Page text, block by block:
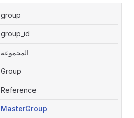
group
group_id
المجموعة
Group
Reference
MasterGroup